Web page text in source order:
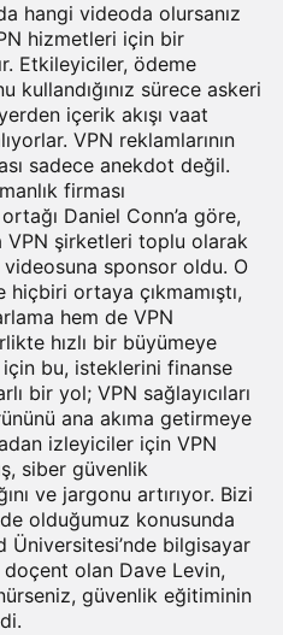
hangi videoda olursanız
hizmetleri için bir
Etkileyiciler, ödeme
kullandığınız sürece askeri
içerik akışı vaat
VPN reklamlarının
sadece anekdot değil.
firması
Daniel Conn’a göre,
VPN şirketleri toplu olarak
videosuna sponsor oldu. O
ortaya çıkmamıştı,
hem de VPN
hızlı bir büyümeye
için bu, isteklerini finanse
bir yol; VPN sağlayıcıları
ana akıma getirmeye
izleyiciler için VPN
siber güvenlik
ve jargonu artırıyor. Bizi
olduğumuz konusunda
Üniversitesi’nde bilgisayar
doçent olan Dave Levin,
güvenlik eğitiminin